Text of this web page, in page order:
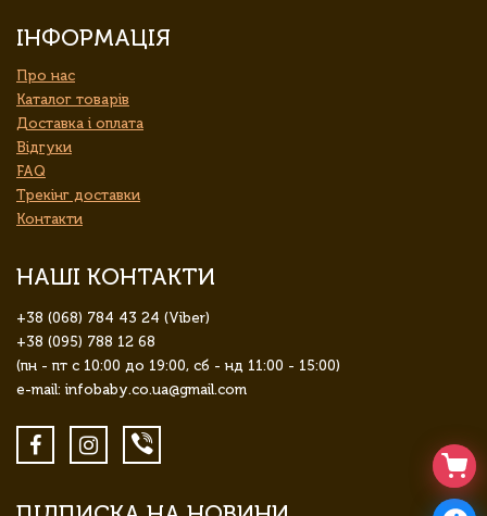
ІНФОРМАЦІЯ
Про нас
Каталог товарів
Доставка і оплата
Відгуки
FAQ
Трекінг доставки
Контакти
НАШІ КОНТАКТИ
+38 (068) 784 43 24 (Viber)
+38 (095) 788 12 68
(пн - пт с 10:00 до 19:00, сб - нд 11:00 - 15:00)
e-mail: infobaby.co.ua@gmail.com